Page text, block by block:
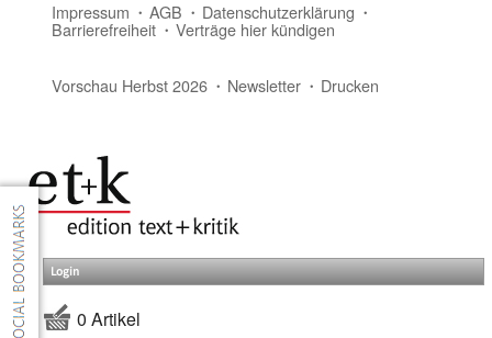
Impressum AGB Datenschutzerklärung
Barrierefreiheit Verträge hier kündigen
Vorschau Herbst 2026 Newsletter Drucken
Login
0 Artikel